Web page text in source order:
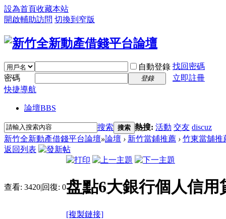
設為首頁收藏本站
開啟輔助訪問 切換到窄版
自動登錄 找回密碼
密碼
登錄
立即註冊
快捷導航
論壇BBS
搜索 搜索 熱搜: 活動 交友 discuz
新竹全新動產借錢平台論壇»論壇 › 新竹當鋪推薦 › 竹東當舖推
返回列表
查看: 3420|回復: 0盘點6大銀行個人信
[複製鏈接]